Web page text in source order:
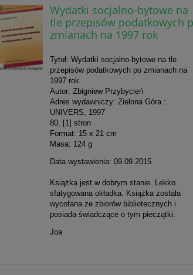
Wydatki socjalno-bytowe na
tle przepisów podatkowych
zmianach na 1997 rok
Tytuł: Wydatki socjalno-bytowe na tle
przepisów podatkowych po zmianach na
1997 rok
Autor: Zbigniew Przybycień
Adres wydawniczy: Zielona Góra :
UNIVERS, 1997
80, [1] stron
Format: 15 x 21 cm
Masa: 124 g
Data wystawienia: 09.09.2015
Książka jest w dobrym stanie. Lekko
sfatygowana okładka. Książka została
wycofana ze zbiorów bibliotecznych i
posiada świadczące o tym pieczątki.
Joa